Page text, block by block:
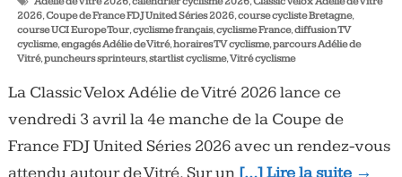
2026,Coupe de France FDJ United Séries 2026,course cycliste Bretagne,
course UCI Europe Tour,cyclisme français,cyclisme France,diffusion TV
cyclisme,engagés Adélie de Vitré,horaires TV cyclisme,parcours Adélie de
Vitré,puncheurs sprinteurs,startlist cyclisme,Vitré cyclisme
La Classic Velox Adélie de Vitré 2026 lance ce
vendredi 3 avril la 4e manche de la Coupe de
France FDJ United Séries 2026 avec un rendez-vous
attendu autour de Vitré. Sur un […] Lire la suite →